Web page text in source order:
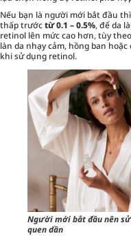
Nếu bạn là người mới bắt đầu
thấp trướctừ 0.1 – 0.5%, để da
retinol lên mức cao hơn, tùy
làn da nhạy cảm, hồng ban
khi sử dụng retinol.
Người mới bắt đầu nên
quen dần